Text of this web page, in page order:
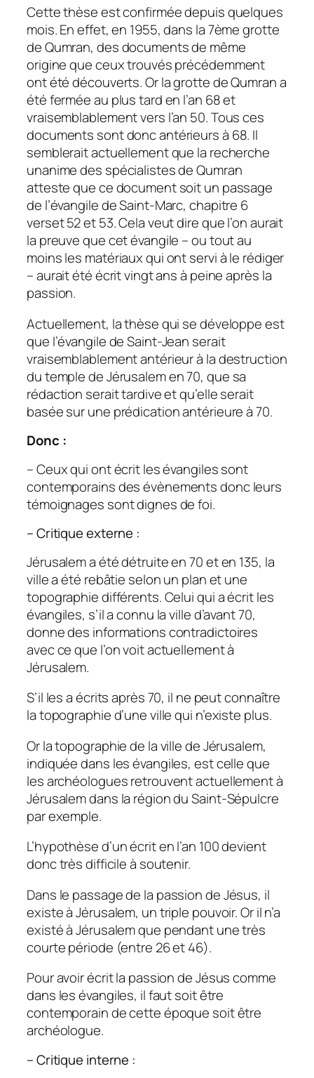
Cette thèse est confirmée depuis quelques
mois. En effet, en 1955, dans la 7ème grotte
de Qumran, des documents de même
origine que ceux trouvés précédemment
ont été découverts. Or la grotte de Qumran a
été fermée au plus tard en l’an 68 et
vraisemblablement vers l’an 50. Tous ces
documents sont donc antérieurs à 68. Il
semblerait actuellement que la recherche
unanime des spécialistes de Qumran
atteste que ce document soit un passage
de l’évangile de Saint-Marc, chapitre 6
verset 52 et 53. Cela veut dire que l’on aurait
la preuve que cet évangile – ou tout au
moins les matériaux qui ont servi à le rédiger
– aurait été écrit vingt ans à peine après la
passion.
Actuellement, la thèse qui se développe est
que l’évangile de Saint-Jean serait
vraisemblablement antérieur à la destruction
du temple de Jérusalem en 70, que sa
rédaction serait tardive et qu’elle serait
basée sur une prédication antérieure à 70.
Donc :
– Ceux qui ont écrit les évangiles sont
contemporains des évènements donc leurs
témoignages sont dignes de foi.
– Critique externe :
Jérusalem a été détruite en 70 et en 135, la
ville a été rebâtie selon un plan et une
topographie différents. Celui qui a écrit les
évangiles, s’il a connu la ville d’avant 70,
donne des informations contradictoires
avec ce que l’on voit actuellement à
Jérusalem.
S’il les a écrits après 70, il ne peut connaître
la topographie d’une ville qui n’existe plus.
Or la topographie de la ville de Jérusalem,
indiquée dans les évangiles, est celle que
les archéologues retrouvent actuellement à
Jérusalem dans la région du Saint-Sépulcre
par exemple.
L’hypothèse d’un écrit en l’an 100 devient
donc très difficile à soutenir.
Dans le passage de la passion de Jésus, il
existe à Jérusalem, un triple pouvoir. Or il n’a
existé à Jérusalem que pendant une très
courte période (entre 26 et 46).
Pour avoir écrit la passion de Jésus comme
dans les évangiles, il faut soit être
contemporain de cette époque soit être
archéologue.
– Critique interne :